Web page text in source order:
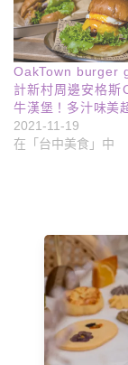
OakTown burger
計新村周邊安格斯
牛漢堡！多汁味美
2021-11-19
在「台中美食」中